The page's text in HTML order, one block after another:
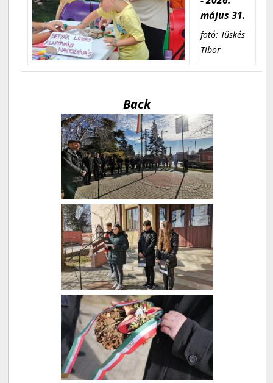
május 31.
fotó: Tüskés
Tibor
Back